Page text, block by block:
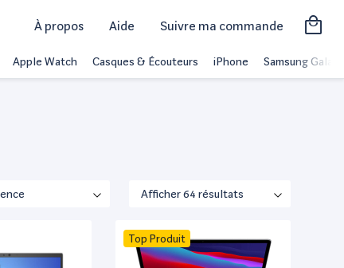
À propos Aide Suivre ma commande
Apple Watch Casques & Écouteurs iPhone Samsung Galaxy
Top Produit